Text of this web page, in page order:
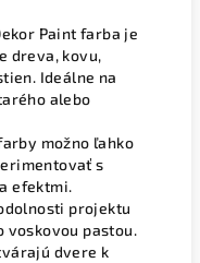
Paint farba je
dreva, kovu,
Ideálne na
alebo
možno ľahko
s
efektmi.
projektu
voskovou pastou.
dvere k